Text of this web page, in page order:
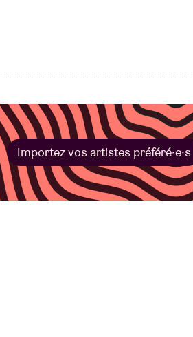
Importez vos artistes préféré·e·s